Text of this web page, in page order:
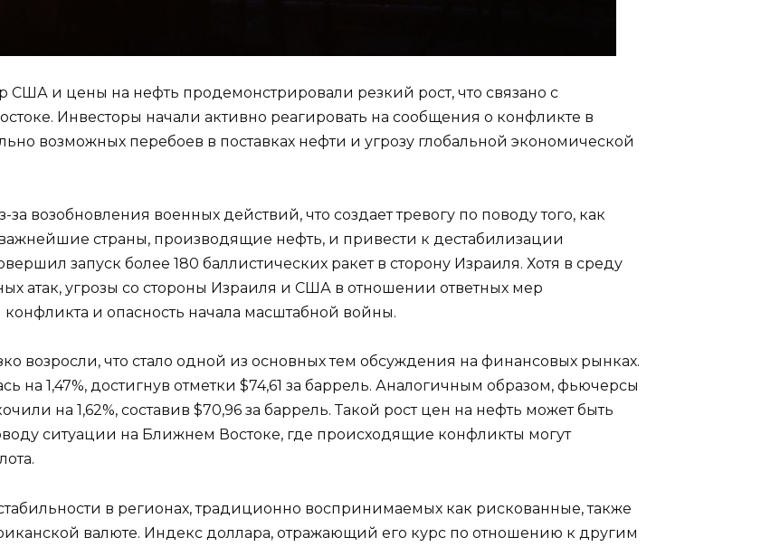
США и цены на нефть продемонстрировали резкий рост, что связано с
Инвесторы начали активно реагировать на сообщения о конфликте в
возможных перебоев в поставках нефти и угрозу глобальной экономической
возобновления военных действий, что создает тревогу по поводу того, как
страны, производящие нефть, и привести к дестабилизации
запуск более 180 баллистических ракет в сторону Израиля. Хотя в среду
атак, угрозы со стороны Израиля и США в отношении ответных мер
и опасность начала масштабной войны.
возросли, что стало одной из основных тем обсуждения на финансовых рынках.
на 1,47%, достигнув отметки $74,61 за баррель. Аналогичным образом, фьючерсы
на 1,62%, составив $70,96 за баррель. Такой рост цен на нефть может быть
ситуации на Ближнем Востоке, где происходящие конфликты могут
в регионах, традиционно воспринимаемых как рискованные, также
валюте. Индекс доллара, отражающий его курс по отношению к другим